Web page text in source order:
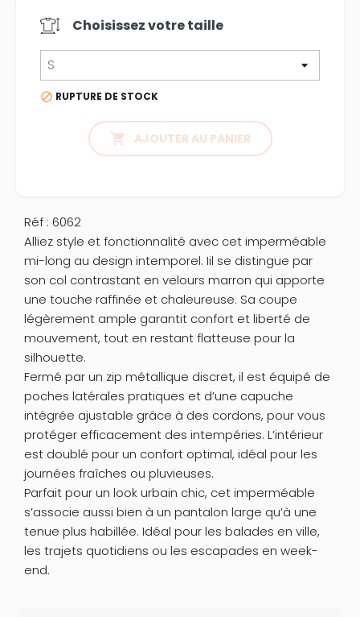
Choisissez votretaille
 RUPTURE DE STOCK
 AJOUTER AU PANIER
Réf : 6062
Alliez style et fonctionnalité avec cet imperméable
mi-long au design intemporel. Iil se distingue par
son col contrastant en velours marron qui apporte
une touche raffinée et chaleureuse. Sa coupe
légèrement ample garantit confort et liberté de
mouvement, tout en restant flatteuse pour la
silhouette.
Fermé par un zip métallique discret, il est équipé de
poches latérales pratiques et d’une capuche
intégrée ajustable grâce à des cordons, pour vous
protéger efficacement des intempéries. L’intérieur
est doublé pour un confort optimal, idéal pour les
journées fraîches ou pluvieuses.
Parfait pour un look urbain chic, cet imperméable
s’associe aussi bien à un pantalon large qu’à une
tenue plus habillée. Idéal pour les balades en ville,
les trajets quotidiens ou les escapades en week-
end.